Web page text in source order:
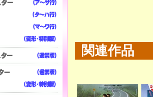
関連作品